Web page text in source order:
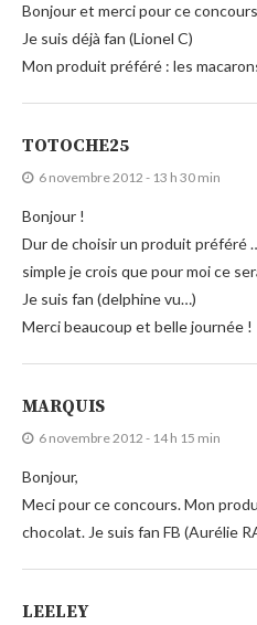
Bonjour et merci pour ce
Je suis déjà fan (Lionel C)
Mon produit préféré : les
TOTOCHE25
6 novembre 2012 - 13 h 30 min
Bonjour !
Dur de choisir un produit préféré
simple je crois que pour moi ce
Je suis fan (delphine vu…)
Merci beaucoup et belle journée !
MARQUIS
6 novembre 2012 - 14 h 15 min
Bonjour,
Meci pour ce concours. Mon
chocolat. Je suis fan FB (Aurélie
LEELEY